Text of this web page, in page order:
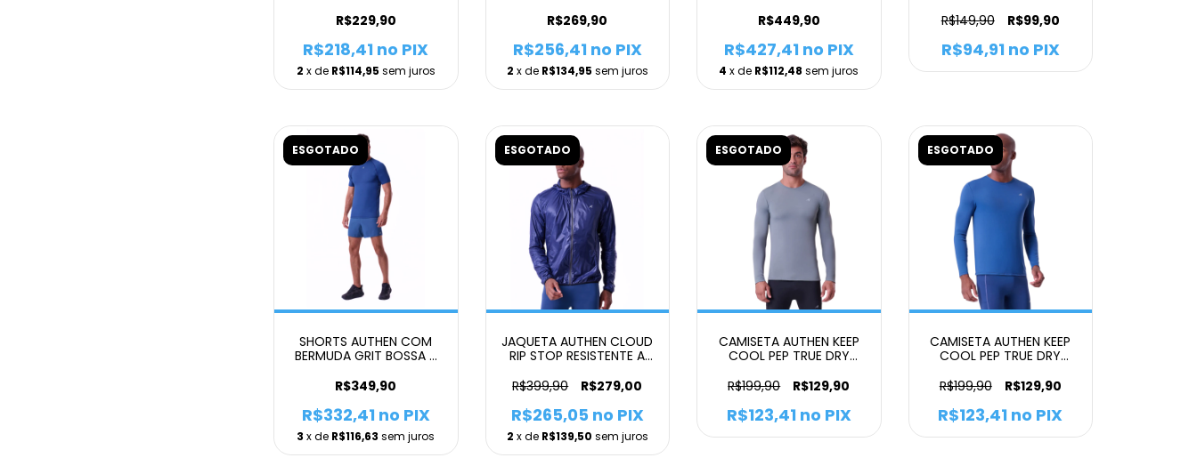
CINZA
R$229,90
2 x de R$114,95 sem juros
R$218,41 no PIX
R$269,90
2 x de R$134,95 sem juros
R$256,41no PIX
R$449,90
4 x de R$112,48 sem juros
R$427,41no PIX
R$149,90
R$99,90
R$94,91no PIX
ESGOTADO
SHORTS AUTHEN COM
BERMUDA GRIT BOSSA 3
R$349,90
3 x de R$116,63 sem juros
R$332,41no PIX
ESGOTADO
JAQUETA AUTHEN CLOUD
RIP STOP RESISTENTE A
MASCULINO
R$399,90 R$279,00
2 x de R$139,50 sem juros
R$265,05 no PIX
ESGOTADO
CAMISETA AUTHEN KEEP
COOL PEP TRUE DRY
MASCULINO VERDE
R$199,90 R$129,90
R$123,41no PIX
ESGOTADO
CAMISETA AUTHEN KEEP
COOL PEP TRUE DRY
MASCULINO
R$199,90 R$129,90
R$123,41 no PIX